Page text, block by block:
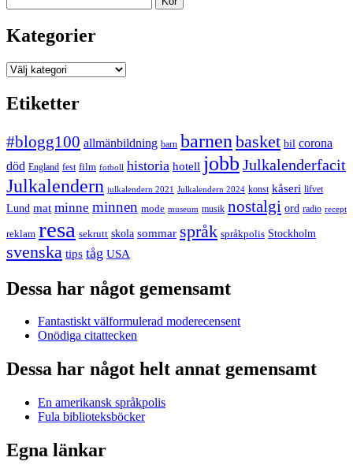
Kategorier
Kategorier
Etiketter
#blogg100 allmänbildning barn barnen basket bil corona
död England fest film fotboll historia hotell jobb Julkalenderfacit
Julkalendern julkalendern 2021 Julkalendern 2024 konst kåseri lifvet
Lund mat minne minnen mode museum musik nostalgi ord radio recept
reklam resa sekrutt skola sommar språk språkpolis Stockholm
svenska tips tåg USA
Dessa har något gemensamt
Fantastiskt välformulerad moderecensent
Onödiga citattecken
Dessa har något helt annat gemensamt
En amerikansk språkpolis
Fula biblioteksböcker
Egna länkar